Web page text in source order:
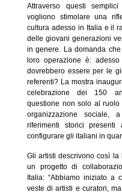
Attraverso questi
vogliono stimolare una
cultura adesso in Italia e il
delle giovani generazioni
in genere. La domanda
loro operazione è:
dovrebbero essere per le
referenti? La mostra
celebrazione dei 150
questione non solo al ruolo
organizzazione
riferimenti storici
configurare gli italiani in
Gli artisti descrivono così
un progetto di
Italia: “Abbiamo iniziato a
veste di artisti e curatori,